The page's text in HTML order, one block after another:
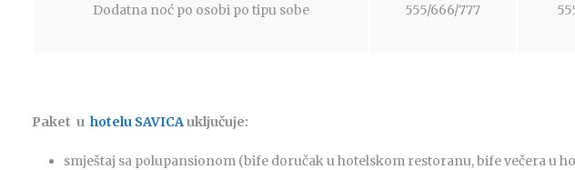
Dodatna noć po osobi po tipu sobe 555/666/777
Paket u hotelu SAVICAuključuje:
smještaj sa polupansionom (bife doručak u hotelskom restoranu, bife večera u